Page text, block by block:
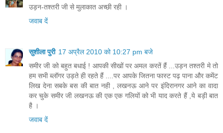
उड़न-तश्तरी जी से मुलाकात अच्छी रही ।
जवाब दें
सुशीला पुरी 17 अप्रैल 2010 को 10:27 pm बजे
समीर जी को बहुत बधाई ! आपकी सीखों पर अमल करतें हैं ...उड़न तश्तरी मे तो
हम सभी ब्लॉगर उड़ते ही रहते हैं ....पर आपके जितना फास्ट पढ़ पाना और कमेंट
लिख देना सबके बस की बात नही , लखनऊ आने पर इंदिरानगर आने का वादा
कर चुके समीर जी लखनऊ की एक एक गलियों को भी याद करते हैं ,ये बड़ी बात
है ।
जवाब दें